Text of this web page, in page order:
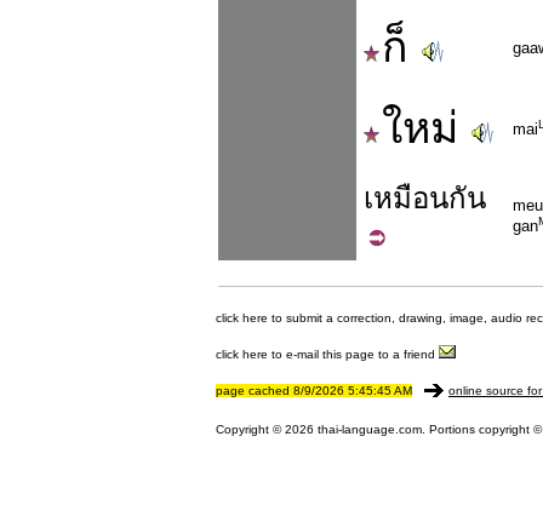
ก็
ใหม่ mai
เหมือนกัน
gan
click here to submit a correction, drawing, image, audio
click here to e-mail this page to a friend
page cached 8/9/2026 5:45:45 AM online source
Copyright © 2026 thai-language.com. Portions copyright